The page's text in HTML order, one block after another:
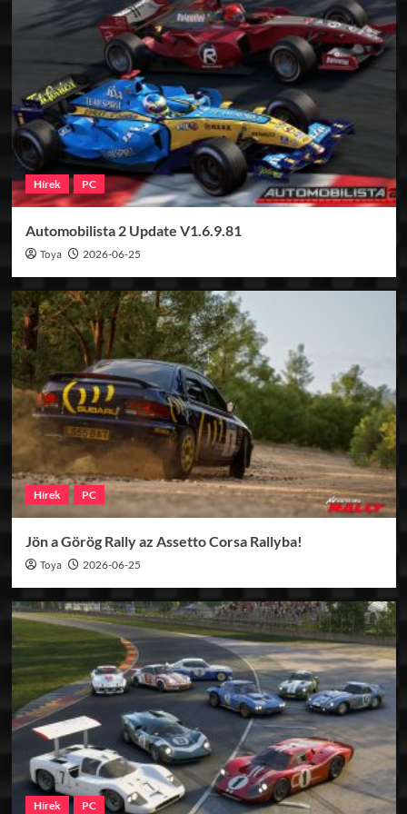
Hírek PC
Automobilista 2 Update V1.6.9.81
Toya 2026-06-25
Hírek PC
Jön a Görög Rally az Assetto Corsa Rallyba!
Toya 2026-06-25
Hírek PC